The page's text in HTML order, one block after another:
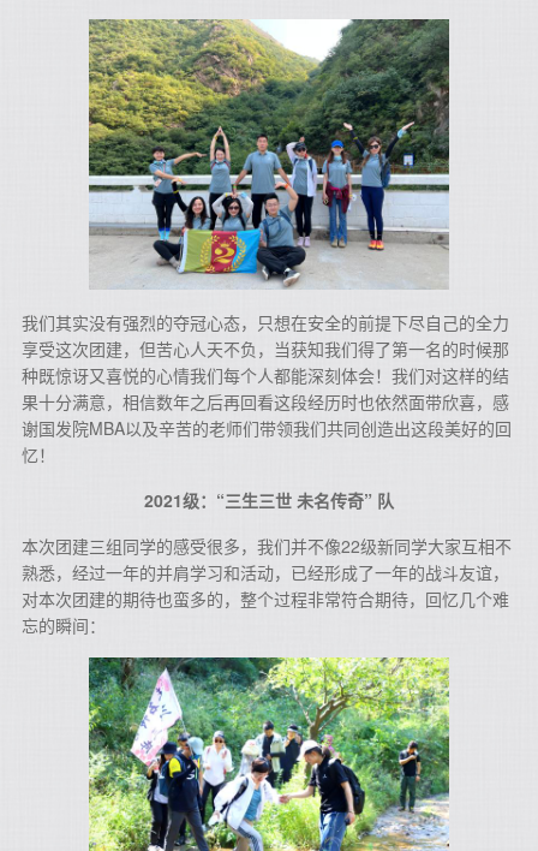
我们其实没有强烈的夺冠心态，只想在安全的前提下尽自己的全力
享受这次团建，但苦心人天不负，当获知我们得了第一名的时候那
种既惊讶又喜悦的心情我们每个人都能深刻体会！我们对这样的结
果十分满意，相信数年之后再回看这段经历时也依然面带欣喜，感
谢国发院MBA以及辛苦的老师们带领我们共同创造出这段美好的回
忆！
2021级：“三生三世 未名传奇” 队
本次团建三组同学的感受很多，我们并不像22级新同学大家互相不
熟悉，经过一年的并肩学习和活动，已经形成了一年的战斗友谊，
对本次团建的期待也蛮多的，整个过程非常符合期待，回忆几个难
忘的瞬间：